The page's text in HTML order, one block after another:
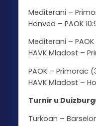
Mediterani –
Honved – PAOK
Mediterani – PAOK
HAVK Mladost –
PAOK – Primorac
HAVK Mladost –
Turnir u
Turkoan –